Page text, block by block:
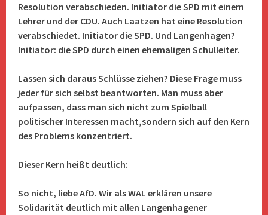
Resolution verabschieden. Initiator die SPD mit einem
Lehrer und der CDU. Auch Laatzen hat eine Resolution
verabschiedet. Initiator die SPD. Und Langenhagen?
Initiator: die SPD durch einen ehemaligen Schulleiter.
Lassen sich daraus Schlüsse ziehen? Diese Frage muss
jeder für sich selbst beantworten. Man muss aber
aufpassen, dass man sich nicht zum Spielball
politischer Interessen macht,sondern sich auf den Kern
des Problems konzentriert.
Dieser Kern heißt deutlich:
So nicht, liebe AfD. Wir als WAL erklären unsere
Solidarität deutlich mit allen Langenhagener